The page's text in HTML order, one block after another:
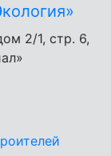
2/1, стр. 6,